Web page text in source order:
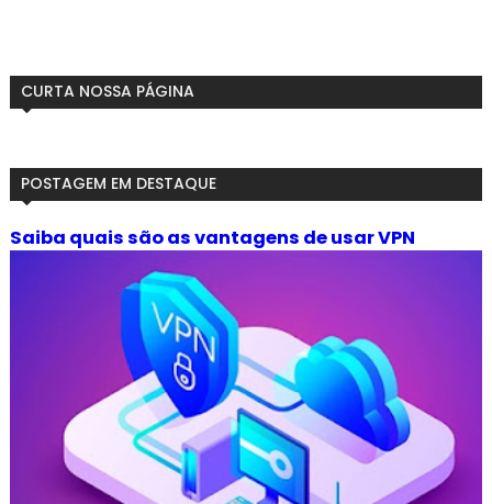
CURTA NOSSA PÁGINA
POSTAGEM EM DESTAQUE
Saiba quais são as vantagens de usar VPN